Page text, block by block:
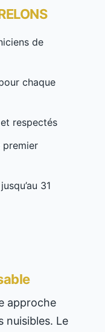
de
chaque
respectés
premier
31
approche
nuisibles. Le